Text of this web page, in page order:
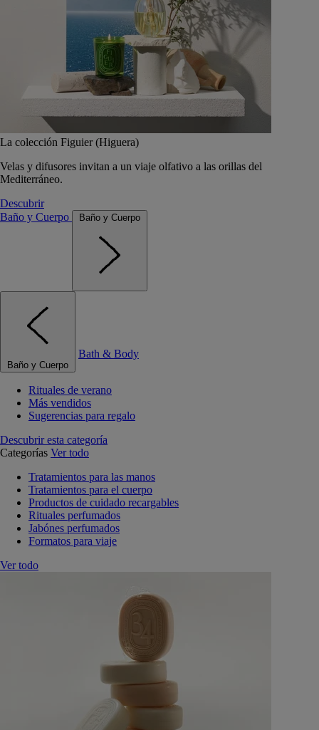
La colección Figuier (Higuera)
Velas y difusores invitan a un viaje olfativo a las orillas del
Mediterráneo.
Descubrir
Baño y Cuerpo
Baño y Cuerpo
Baño y Cuerpo
Bath & Body
Rituales de verano
Más vendidos
Sugerencias para regalo
Descubrir esta categoría
Categorías Ver todo
Tratamientos para las manos
Tratamientos para el cuerpo
Productos de cuidado recargables
Rituales perfumados
Jabónes perfumados
Formatos para viaje
Ver todo